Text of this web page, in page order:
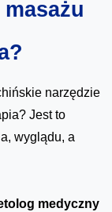
narzędzie
Jest to
wyglądu, a
medyczny